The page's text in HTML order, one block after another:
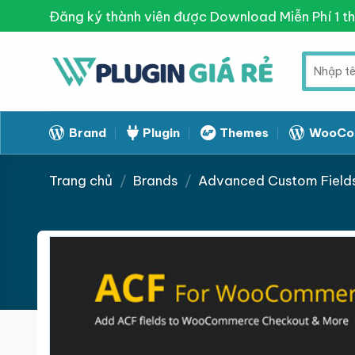
to
Đăng ký thành viên được Download Miễn Phí 1
Tìm
kiếm:
Brand Plugin Themes
Trang chủ / Brands / Advanced Custom
Giảm giá!